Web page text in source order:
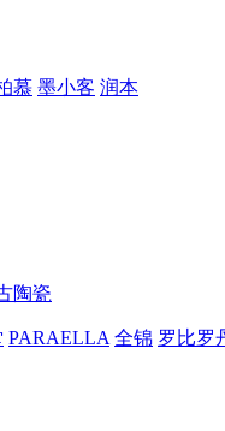
慕 墨小客 润本
陶瓷
PARAELLA 全锦 罗比罗